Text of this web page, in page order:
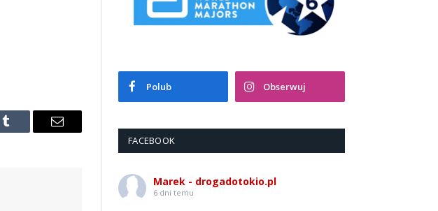
Tumblr Email
Polub Obserwuj
FACEBOOK
Marek - drogadotokio.pl
6 dni temu